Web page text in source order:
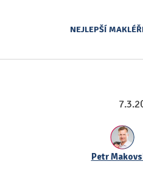
NEJLEPŠÍ
Petr